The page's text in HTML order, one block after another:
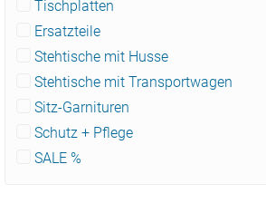
Tischplatten
Ersatzteile
Stehtische mit Husse
Stehtische mit Transportwagen
Sitz-Garnituren
Schutz + Pflege
SALE %